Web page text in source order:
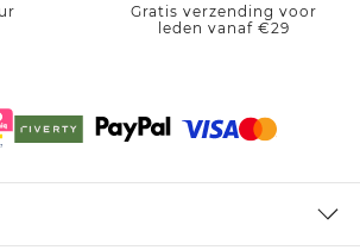
Gratis verzending voor
leden vanaf €29